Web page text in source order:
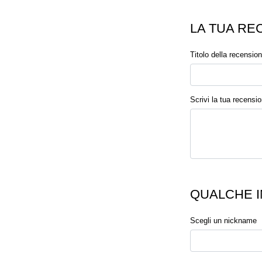
LA TUA
Titolo della
Scrivi la tua
QUALCHE
Scegli un nickname